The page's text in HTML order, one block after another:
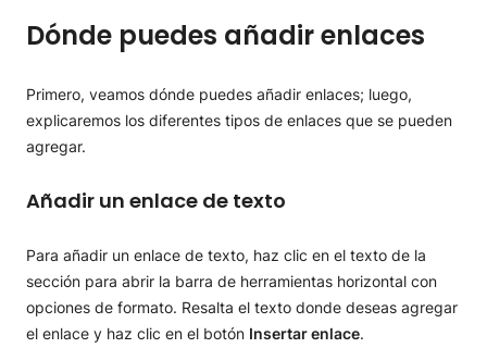
Dónde puedes añadir enlaces
Primero, veamos dónde puedes añadir enlaces; luego,
explicaremos los diferentes tipos de enlaces que se pueden
agregar.
Añadir un enlace de texto
Para añadir un enlace de texto, haz clic en el texto de la
sección para abrir la barra de herramientas horizontal con
opciones de formato. Resalta el texto donde deseas agregar
el enlace y haz clic en el botón Insertar enlace.